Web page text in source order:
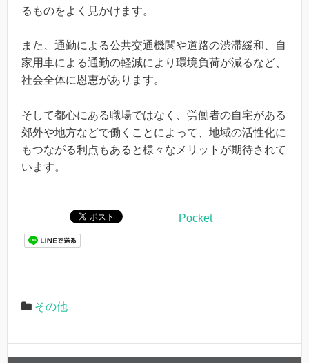
るものをよく見かけます。
また、通勤による公共交通機関や道路の渋滞緩和、自
家用車による通勤の軽減により環境負荷が減るなど、
社会全体に恩恵があります。
そして都心にある職場ではなく、労働者の自宅がある
郊外や地方などで働くことによって、地域の活性化に
もつながる利点もあると様々なメリットが期待されて
います。
Pocket
その他